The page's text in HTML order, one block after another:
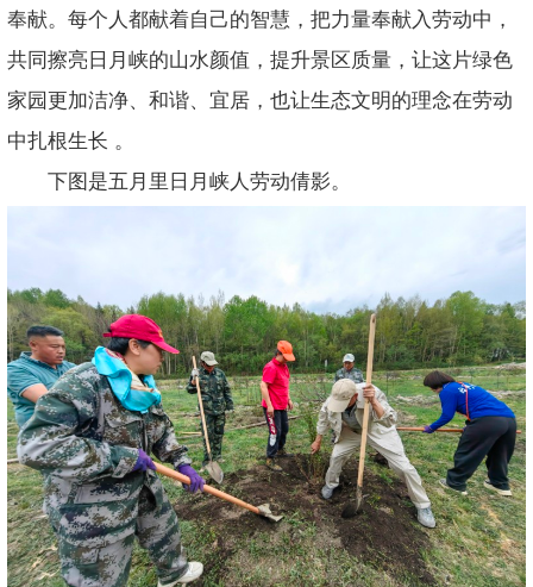
奉献。每个人都献着自己的智慧，把力量奉献入劳动中，
共同擦亮日月峡的山水颜值，提升景区质量，让这片绿色
家园更加洁净、和谐、宜居，也让生态文明的理念在劳动
中扎根生长 。
下图是五月里日月峡人劳动倩影。